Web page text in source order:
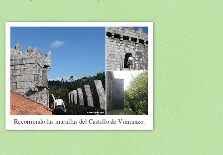
Recorriendo las murallas del Castillo de Vimianzo.